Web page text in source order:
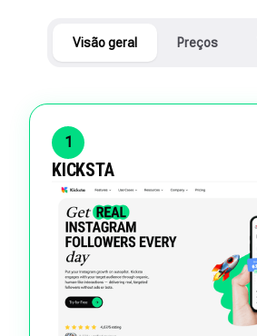
Visão geral Preços
1
KICKSTA